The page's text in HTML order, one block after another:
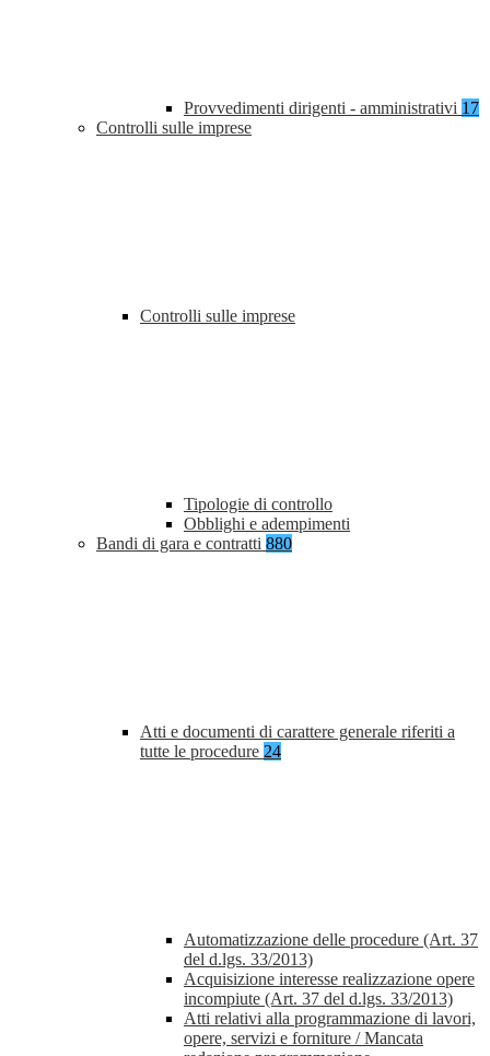
Provvedimenti dirigenti - amministrativi 17
Controlli sulle imprese
Controlli sulle imprese
Tipologie di controllo
Obblighi e adempimenti
Bandi di gara e contratti 880
Atti e documenti di carattere generale riferiti a
tutte le procedure 24
Automatizzazione delle procedure (Art. 37
del d.lgs. 33/2013)
Acquisizione interesse realizzazione opere
incompiute (Art. 37 del d.lgs. 33/2013)
Atti relativi alla programmazione di lavori,
opere, servizi e forniture / Mancata